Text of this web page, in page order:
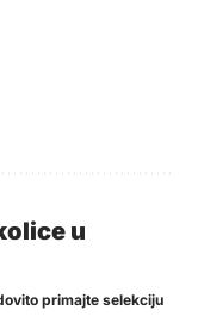
u
primajte selekciju